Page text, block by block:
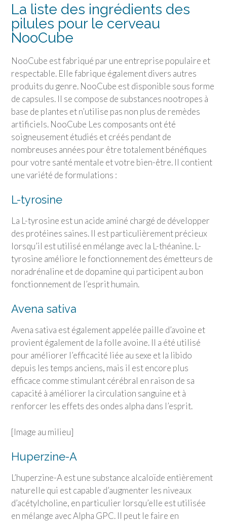
La liste des ingrédients des
pilules pour le cerveau
NooCube
NooCube est fabriqué par une entreprise populaire et
respectable. Elle fabrique également divers autres
produits du genre. NooCube est disponible sous forme
de capsules. Il se compose de substances nootropes à
base de plantes et n’utilise pas non plus de remèdes
artificiels. NooCube Les composants ont été
soigneusement étudiés et créés pendant de
nombreuses années pour être totalement bénéfiques
pour votre santé mentale et votre bien-être. Il contient
une variété de formulations :
L-tyrosine
La L-tyrosine est un acide aminé chargé de développer
des protéines saines. Il est particulièrement précieux
lorsqu’il est utilisé en mélange avec la L-théanine. L-
tyrosine améliore le fonctionnement des émetteurs de
noradrénaline et de dopamine qui participent au bon
fonctionnement de l’esprit humain.
Avena sativa
Avena sativa est également appelée paille d’avoine et
provient également de la folle avoine. Il a été utilisé
pour améliorer l’efficacité liée au sexe et la libido
depuis les temps anciens, mais il est encore plus
efficace comme stimulant cérébral en raison de sa
capacité à améliorer la circulation sanguine et à
renforcer les effets des ondes alpha dans l’esprit.
[Image au milieu]
Huperzine-A
L’huperzine-A est une substance alcaloïde entièrement
naturelle qui est capable d’augmenter les niveaux
d’acétylcholine, en particulier lorsqu’elle est utilisée
en mélange avec Alpha GPC. Il peut le faire en